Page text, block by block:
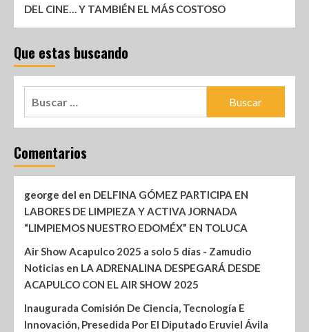
DEL CINE… Y TAMBIÉN EL MÁS COSTOSO
Que estas buscando
Comentarios
george del en DELFINA GÓMEZ PARTICIPA EN
LABORES DE LIMPIEZA Y ACTIVA JORNADA
“LIMPIEMOS NUESTRO EDOMÉX” EN TOLUCA
Air Show Acapulco 2025 a solo 5 días - Zamudio
Noticias en LA ADRENALINA DESPEGARÁ DESDE
ACAPULCO CON EL AIR SHOW 2025
Inaugurada Comisión De Ciencia, Tecnología E
Innovación, Presedida Por El Diputado Eruviel Ávila